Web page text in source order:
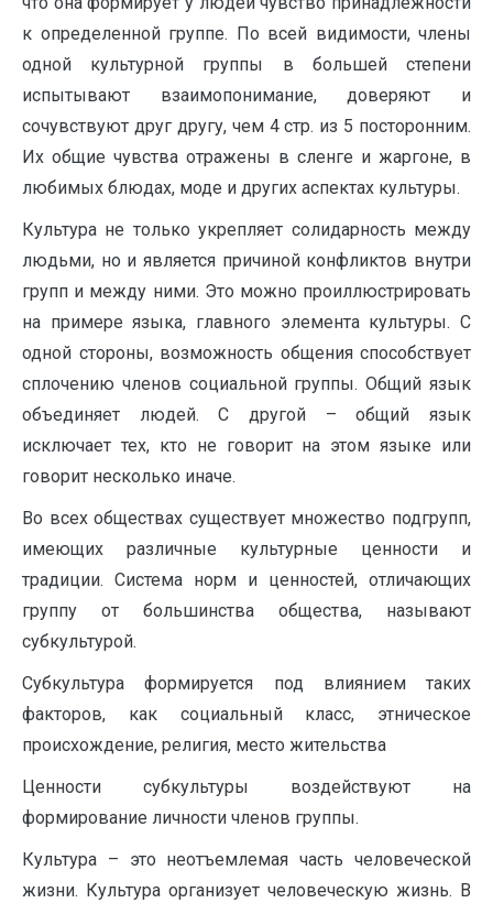
к определенной группе. По всей видимости, члены
одной культурной группы в большей степени
испытывают взаимопонимание, доверяют и
сочувствуют друг другу, чем 4 стр. из 5 посторонним.
Их общие чувства отражены в сленге и жаргоне, в
любимых блюдах, моде и других аспектах культуры.
Культура не только укрепляет солидарность между
людьми, но и является причиной конфликтов внутри
групп и между ними. Это можно проиллюстрировать
на примере языка, главного элемента культуры. С
одной стороны, возможность общения способствует
сплочению членов социальной группы. Общий язык
объединяет людей. С другой – общий язык
исключает тех, кто не говорит на этом языке или
говорит несколько иначе.
Во всех обществах существует множество подгрупп,
имеющих различные культурные ценности и
традиции. Система норм и ценностей, отличающих
группу от большинства общества, называют
субкультурой.
Субкультура формируется под влиянием таких
факторов, как социальный класс, этническое
происхождение, религия, место жительства
Ценности субкультуры воздействуют на
формирование личности членов группы.
Культура – это неотъемлемая часть человеческой
жизни. Культура организует человеческую жизнь. В